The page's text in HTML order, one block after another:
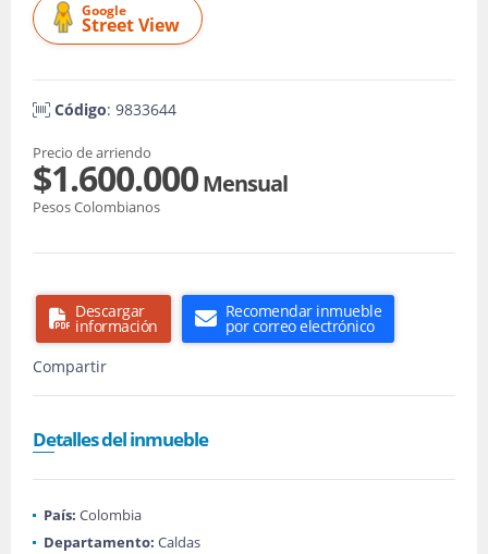
Google
Street View
Código: 9833644
Precio de arriendo
$1.600.000Mensual
Pesos Colombianos
Descargar
información
Recomendar inmueble
por correo electrónico
Compartir
Detalles del inmueble
País: Colombia
Departamento: Caldas